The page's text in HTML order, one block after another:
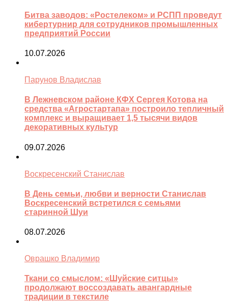
Битва заводов: «Ростелеком» и РСПП проведут
кибертурнир для сотрудников промышленных
предприятий России
10.07.2026
Парунов Владислав
В Лежневском районе КФХ Сергея Котова на
средства «Агростартапа» построило тепличный
комплекс и выращивает 1,5 тысячи видов
декоративных культур
09.07.2026
Воскресенский Станислав
В День семьи, любви и верности Станислав
Воскресенский встретился с семьями
старинной Шуи
08.07.2026
Оврашко Владимир
Ткани со смыслом: «Шуйские ситцы»
продолжают воссоздавать авангардные
традиции в текстиле